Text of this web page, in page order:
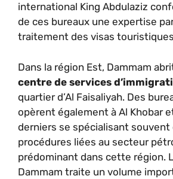
international King Abdulaziz
de ces bureaux une expertise
traitement des visas
Dans la région Est, Dammam
centre de services
quartier d’Al Faisaliyah. Des
opèrent également à Al Khobar
derniers se spécialisant souvent
procédures liées au secteur
prédominant dans cette région.
Dammam traite un volume